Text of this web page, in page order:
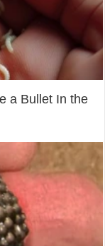
a Bullet In the